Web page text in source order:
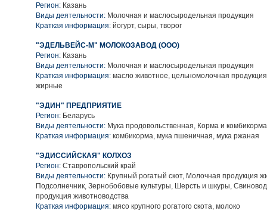
Регион: Казань
Виды деятельности: Молочная и маслосыродельная продукция
Краткая информация: йогурт, сыры, творог
"ЭДЕЛЬВЕЙС-М" МОЛОКОЗАВОД (ООО)
Регион: Казань
Виды деятельности: Молочная и маслосыродельная продукция
Краткая информация: масло животное, цельномолочная
жирные
"ЭДИН" ПРЕДПРИЯТИЕ
Регион: Беларусь
Виды деятельности: Мука продовольственная, Корма и комбикорма
Краткая информация: комбикорма, мука пшеничная, мука ржаная
"ЭДИССИЙСКАЯ" КОЛХОЗ
Регион: Ставропольский край
Виды деятельности: Крупный рогатый скот, Молочная продукция
Подсолнечник, Зернобобовые культуры, Шерсть и шкуры,
продукция животноводства
Краткая информация: мясо крупного рогатого скота, молоко